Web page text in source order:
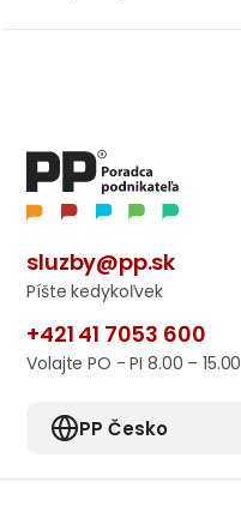
sluzby@pp.sk
Píšte kedykoľvek
+421 41 7053 600
Volajte PO - PI 8.00 – 15.00
PP Česko